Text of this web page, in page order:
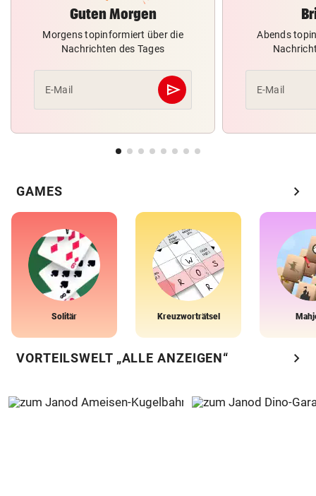
Guten Morgen
Morgens topinformiert über die
Nachrichten des Tages
E-Mail send
Abschicken
Abends
E-Mail
GAMES chevron_right
Solitär Kreuzworträtsel
VORTEILSWELT „ALLE ANZEIGEN“ chevron_right